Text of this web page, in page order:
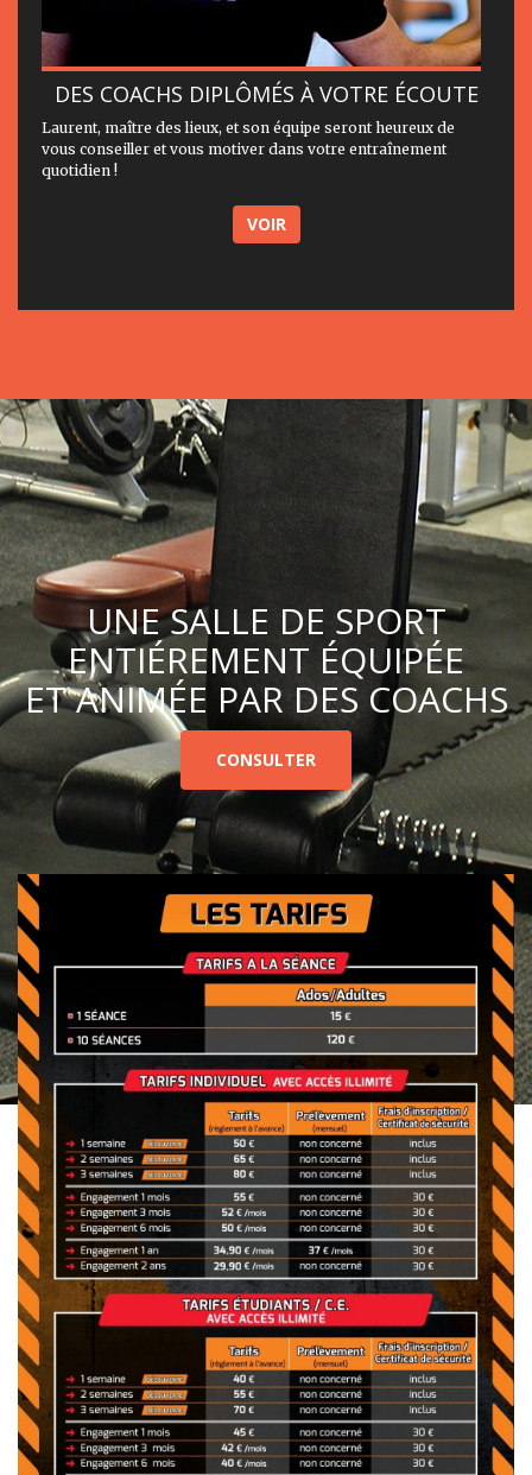
DES COACHS DIPLÔMÉS À VOTRE ÉCOUTE
Laurent, maître des lieux, et son équipe seront heureux de
vous conseiller et vous motiver dans votre entraînement
quotidien !
VOIR
UNE SALLE DE SPORT
ENTIÉREMENT ÉQUIPÉE
ET ANIMÉE PAR DES COACHS
CONSULTER